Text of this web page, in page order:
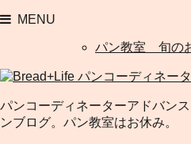
MENU
パン教室 旬の
パンコーディネーターアドバン
ンブログ。パン教室はお休み。